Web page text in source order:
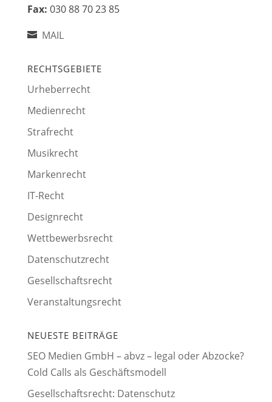
Fax: 030 88 70 23 85
MAIL
RECHTSGEBIETE
Urheberrecht
Medienrecht
Strafrecht
Musikrecht
Markenrecht
IT-Recht
Designrecht
Wettbewerbsrecht
Datenschutzrecht
Gesellschaftsrecht
Veranstaltungsrecht
NEUESTE BEITRÄGE
SEO Medien GmbH – abvz – legal oder Abzocke?
Cold Calls als Geschäftsmodell
Gesellschaftsrecht: Datenschutz